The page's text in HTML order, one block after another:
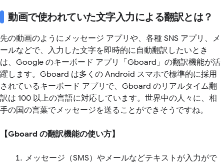
動画で使われていた文字入力による翻訳とは？
先の動画のようにメッセージ アプリや、各種 SNS アプリ、メ
ールなどで、入力した文字を即時的に自動翻訳したいとき
は、Google のキーボード アプリ「Gboard」の翻訳機能が活
躍します。Gboard は多くの Android スマホで標準的に採用
されているキーボード アプリで、Gboard のリアルタイム翻
訳は 100 以上の言語に対応しています。世界中の人々に、相
手の国の言葉でメッセージを送ることができそうですね。
【Gboard の翻訳機能の使い方】
メッセージ（SMS）やメールなどテキストが入力がで